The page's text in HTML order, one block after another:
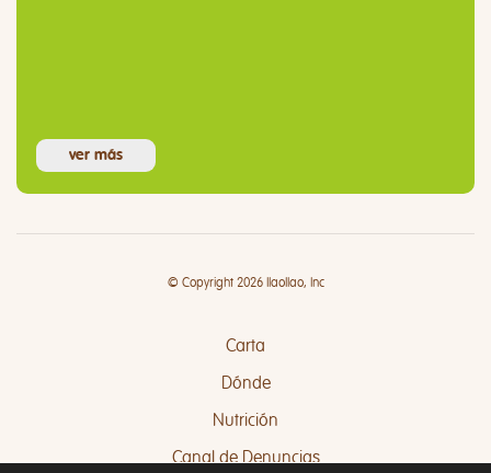
ver más
© Copyright 2026 llaollao, Inc
Carta
Dónde
Nutrición
Canal de Denuncias